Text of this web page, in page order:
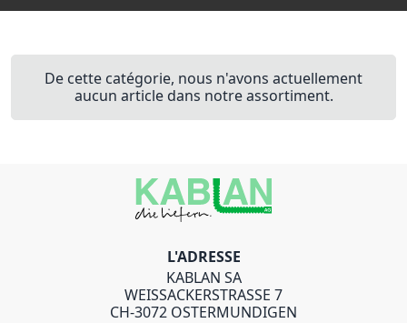
De cette catégorie, nous n'avons actuellement
aucun article dans notre assortiment.
L'ADRESSE
KABLAN SA
WEISSACKERSTRASSE 7
CH-3072 OSTERMUNDIGEN